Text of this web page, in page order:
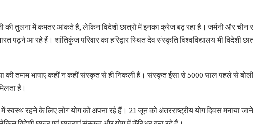
की तुलना में कमतर आंकते हैं, लेकिन विदेशी छात्रों में इनका क्रेज बढ़ रहा है। जर्मनी और
आ रहे हैं। शांतिकुंज परिवार का हरिद्वार स्थित देव संस्कृति विश्वविद्यालय भी विदेशी
की तमाम भाषाएं कहीं न कहीं संस्कृत से ही निकली हैं। संस्कृत ईसा से 5000 साल पहले से
है।
में स्वस्थ रहने के लिए लोग योग को अपना रहे हैं। 21 जून को अंतरराष्ट्रीय योग दिवस मनाया